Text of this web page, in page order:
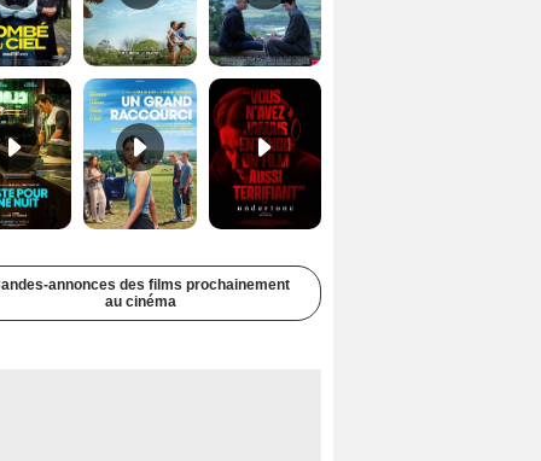
Juste pour une nuit Bande-annonce VO STFR Un grand raccourci Bande-annonce VF Undertone Bande-annonce VO STFR
annonces des films prochainement
au cinéma